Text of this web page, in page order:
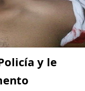
y le